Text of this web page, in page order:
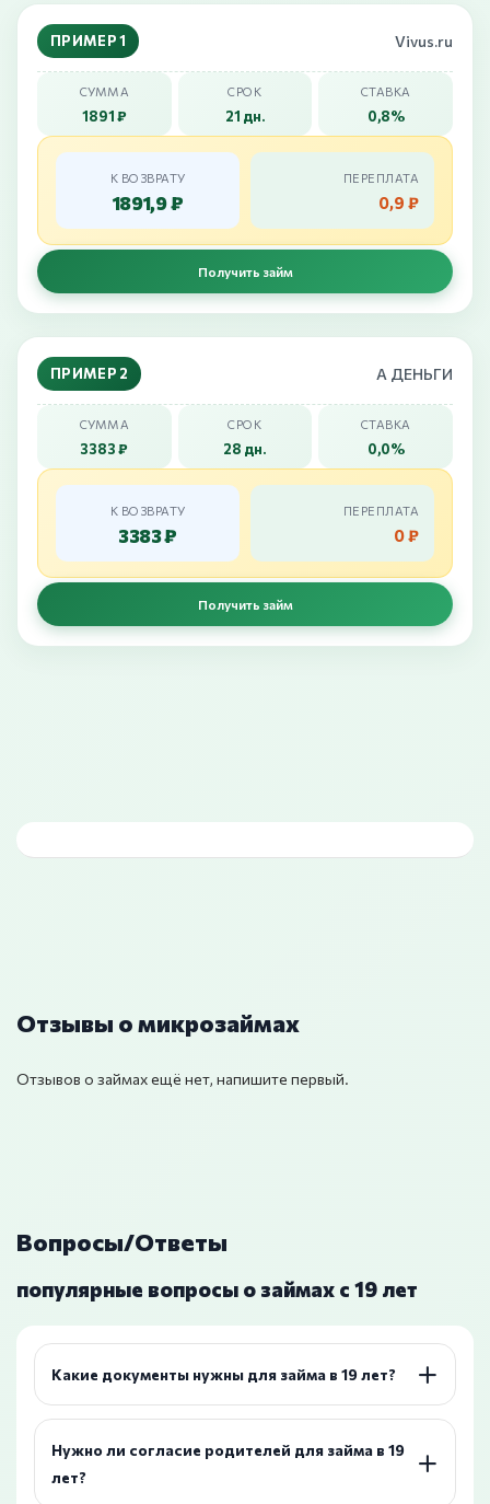
ПРИМЕР 1 Vivus.ru
СУММА
1891 ₽
СРОК
21 дн.
СТАВКА
0,8%
К ВОЗВРАТУ
1891,9 ₽
ПЕРЕПЛАТА
0,9 ₽
Получить займ
ПРИМЕР 2 А ДЕНЬГИ
СУММА
3383 ₽
СРОК
28 дн.
СТАВКА
0,0%
К ВОЗВРАТУ
3383 ₽
ПЕРЕПЛАТА
0 ₽
Получить займ
Отзывы о микрозаймах
Отзывов о займах ещё нет, напишите первый.
Вопросы/Ответы
популярные вопросы о займах с 19 лет
Какие документы нужны для займа в 19 лет?
Нужно ли согласие родителей для займа в 19
лет?